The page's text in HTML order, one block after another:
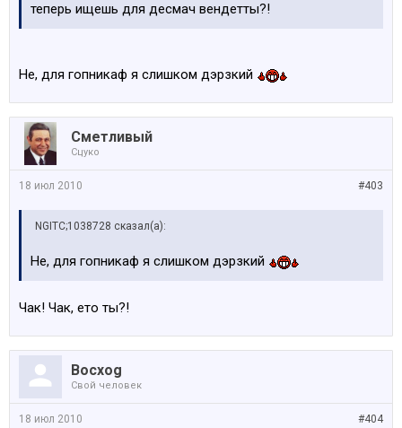
теперь ищешь для десмач вендетты?!
Не, для гопникаф я слишком дэрзкий
Сметливый
Сцуко
#403
18 июл 2010
NGITC;1038728 сказал(а):
Не, для гопникаф я слишком дэрзкий
Чак! Чак, ето ты?!
Bocxog
Свой человек
#404
18 июл 2010